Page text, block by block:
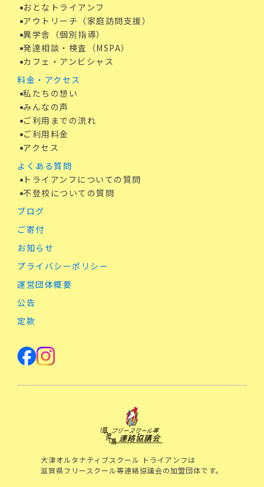
おとなトライアンフ
アウトリーチ（家庭訪問支援）
異学舎（個別指導）
発達相談・検査（MSPA）
カフェ・アンビシャス
料金・アクセス
私たちの想い
みんなの声
ご利用までの流れ
ご利用料金
アクセス
よくある質問
トライアンフについての質問
不登校についての質問
ブログ
ご寄付
お知らせ
プライバシーポリシー
運営団体概要
公告
定款
大津オルタナティブスクール トライアンフは
滋賀県フリースクール等連絡協議会の加盟団体です。